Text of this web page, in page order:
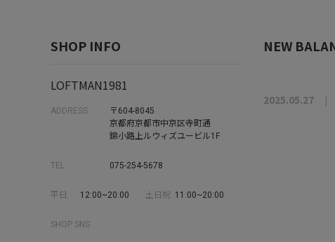
SHOP INFO
LOFTMAN1981
ADDRESS
〒604-8045
京都府京都市中京区寺町通
錦小路上ルウィズユービル1F
TEL 075-254-5678
平日 12:00~20:00 土日祝 11:00~20:00
SHOP SNS
NEW
2025.05.27